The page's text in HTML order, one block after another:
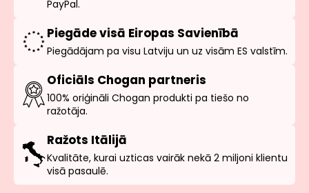
PayPal.
Piegāde visā Eiropas Savienībā
Piegādājam pa visu Latviju un uz visām ES valstīm.
Oficiāls Chogan partneris
100% oriģināli Chogan produkti pa tiešo no
ražotāja.
Ražots Itālijā
Kvalitāte, kurai uzticas vairāk nekā 2 miljoni klientu
visā pasaulē.